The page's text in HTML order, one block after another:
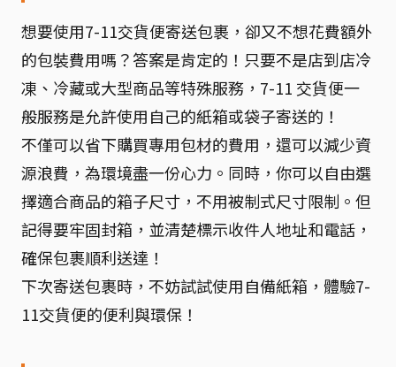
想要使用7-11交貨便寄送包裹，卻又不想花費額外
的包裝費用嗎？答案是肯定的！只要不是店到店冷
凍、冷藏或大型商品等特殊服務，7-11 交貨便一
般服務是允許使用自己的紙箱或袋子寄送的！
不僅可以省下購買專用包材的費用，還可以減少資
源浪費，為環境盡一份心力。同時，你可以自由選
擇適合商品的箱子尺寸，不用被制式尺寸限制。但
記得要牢固封箱，並清楚標示收件人地址和電話，
確保包裹順利送達！
下次寄送包裹時，不妨試試使用自備紙箱，體驗7-
11交貨便的便利與環保！